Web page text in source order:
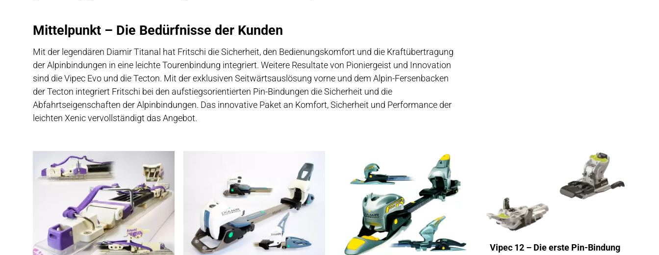
Mittelpunkt – Die Bedürfnisse der Kunden
Mit der legendären Diamir Titanal hat Fritschi die Sicherheit, den Bedienungskomfort und die Kraftübertragung
der Alpinbindungen in eine leichte Tourenbindung integriert. Weitere Resultate von Pioniergeist und Innovation
sind die Vipec Evo und die Tecton. Mit der exklusiven Seitwärtsauslösung vorne und dem Alpin-Fersenbacken
der Tecton integriert Fritschi bei den aufstiegsorientierten Pin-Bindungen die Sicherheit und die
Abfahrtseigenschaften der Alpinbindungen. Das innovative Paket an Komfort, Sicherheit und Performance der
leichten Xenic vervollständigt das Angebot.
Vipec 12 – Die erste Pin-Bindung